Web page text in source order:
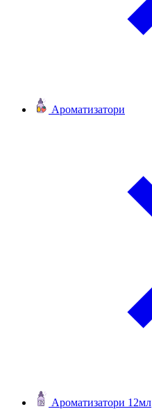
Ароматизатори
Ароматизатори 12мл